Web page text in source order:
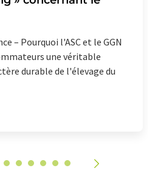
– Pourquoi l'ASC et le GGN
une véritable
durable de l'élevage du